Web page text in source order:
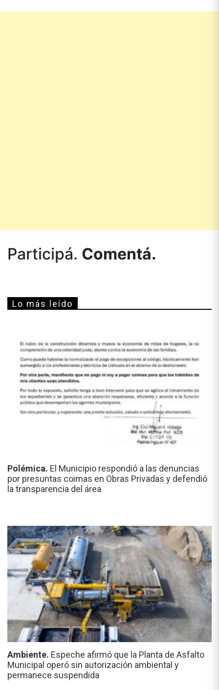
Participá. Comentá.
Lo más leído
Polémica. El Municipio respondió a las denuncias
por presuntas coimas en Obras Privadas y defendió
la transparencia del área
Ambiente. Espeche afirmó que la Planta de Asfalto
Municipal operó sin autorización ambiental y
permanece suspendida